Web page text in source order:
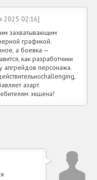
2025 02:16]
захватывающим
графикой.
а боевка —
как разработчики
апгрейдов персонажа.
азарт.
экшена!